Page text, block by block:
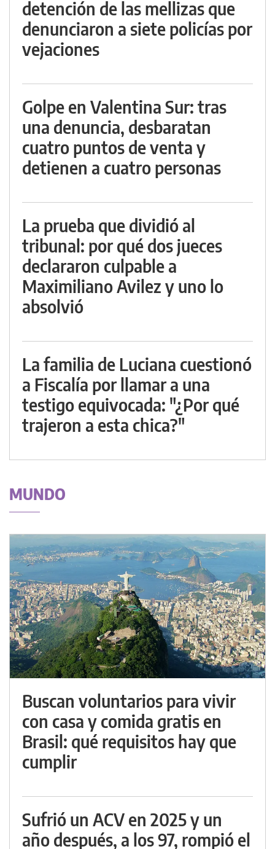
detención de las mellizas que
denunciaron a siete policías por
vejaciones
Golpe en Valentina Sur: tras
una denuncia, desbaratan
cuatro puntos de venta y
detienen a cuatro personas
La prueba que dividió al
tribunal: por qué dos jueces
declararon culpable a
Maximiliano Avilez y uno lo
absolvió
La familia de Luciana cuestionó
a Fiscalía por llamar a una
testigo equivocada: "¿Por qué
trajeron a esta chica?"
MUNDO
Buscan voluntarios para vivir
con casa y comida gratis en
Brasil: qué requisitos hay que
cumplir
Sufrió un ACV en 2025 y un
año después, a los 97, rompió el